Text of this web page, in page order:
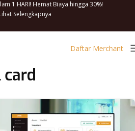
1 HARI! Hemat Biaya hingga 30%!
Selengkapnya
Daftar Merchant